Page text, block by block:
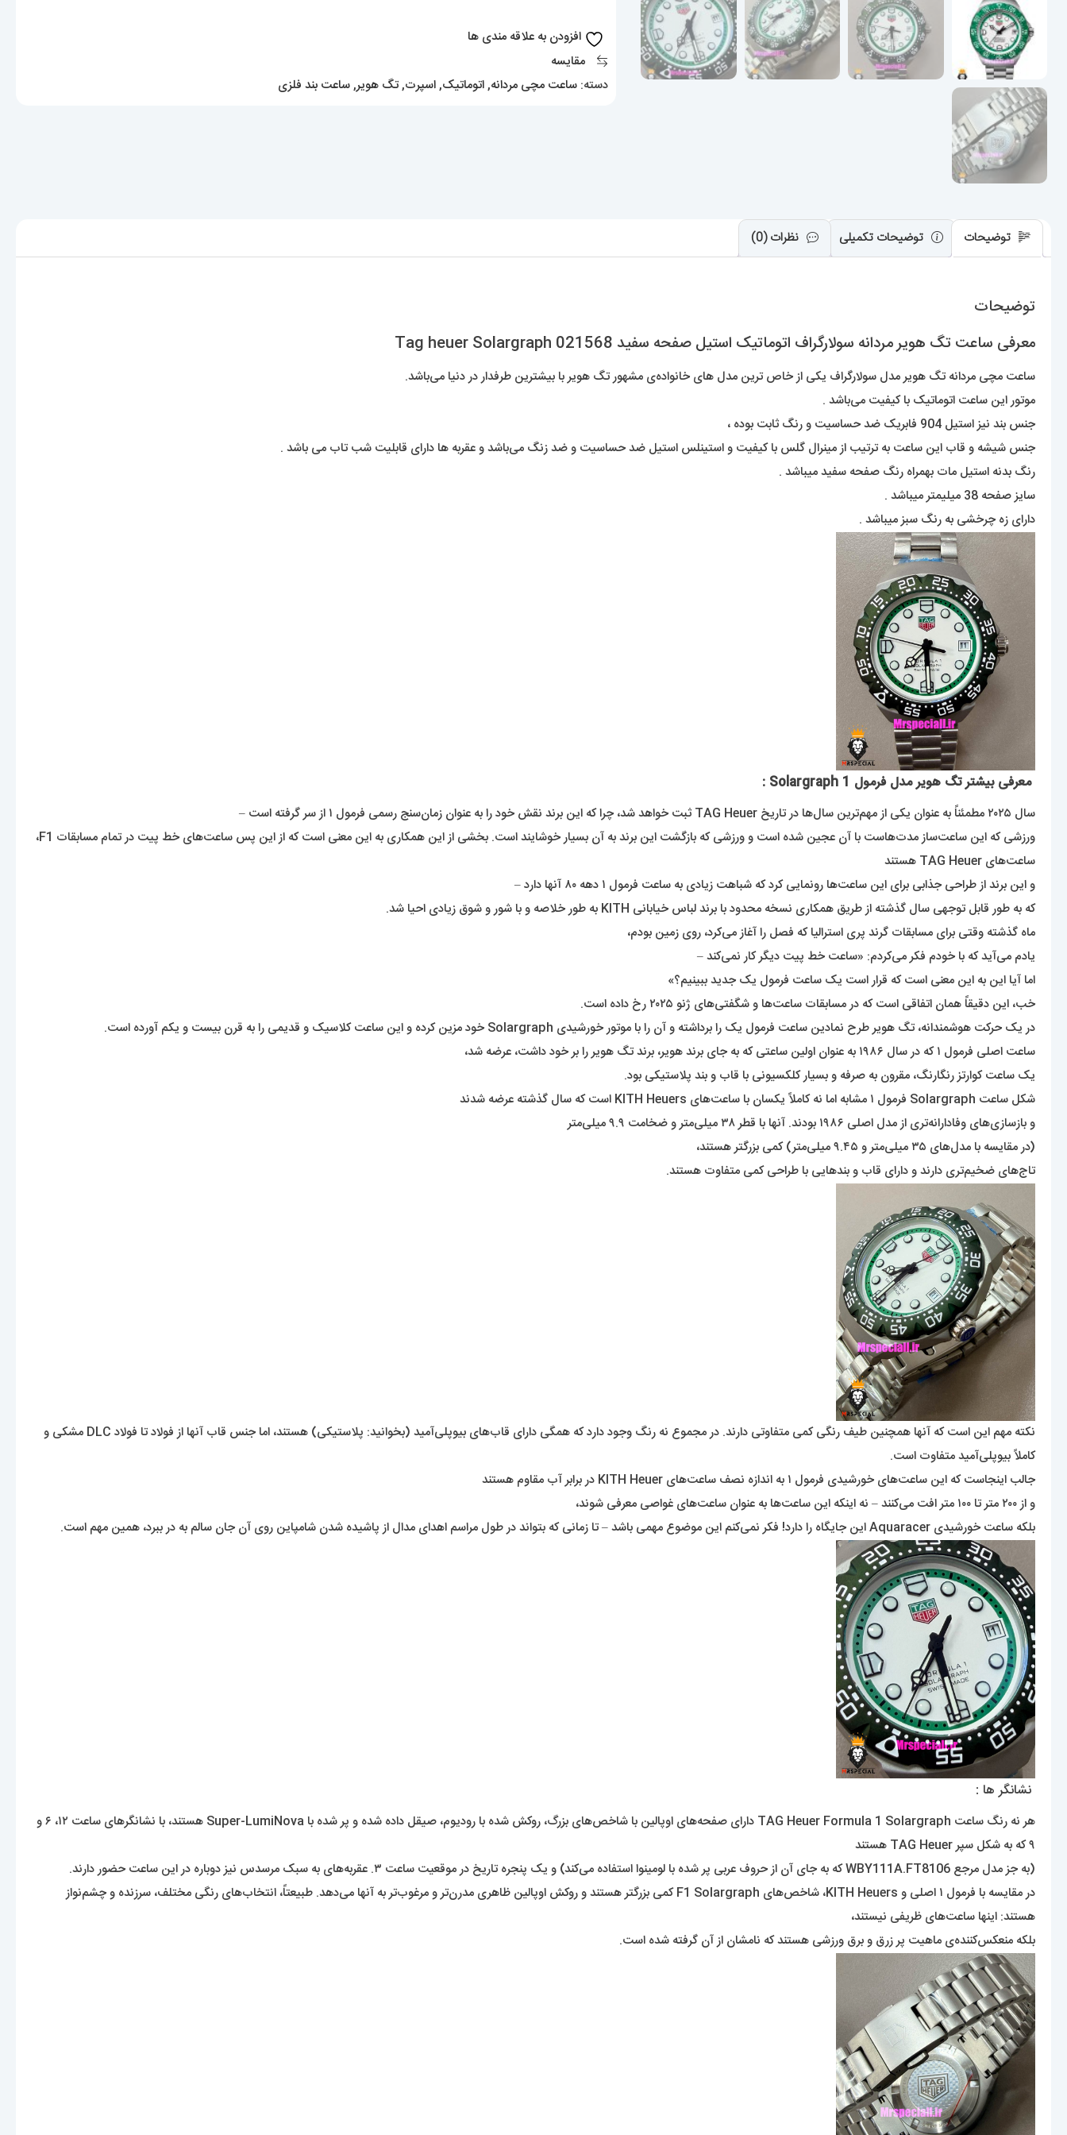
استیل
صفحه
افزودن به علاقه مندی ها
مقایسه
دسته: ساعت مچی مردانه,اتوماتیک,اسپرت,تگ هویر,ساعت بند فلزی
توضیحات توضیحات تکمیلی نظرات (0)
توضیحات
معرفی ساعت تگ هویر مردانه سولارگراف اتوماتیک استیل صفحه سفید Tag heuer Solargraph 021568
ساعت مچی مردانه تگ هویر مدل سولارگراف یکی از خاص ترین مدل های خانواده‌ی مشهور تگ هویر با بیشترین طرفدار در دنیا می‌باشد.
موتور این ساعت اتوماتیک با کیفیت می‌باشد .
جنس بند نیز استیل 904 فابریک ضد حساسیت و رنگ ثابت بوده ،
جنس شیشه و قاب این ساعت به ترتیب از مینرال گلس با کیفیت و استینلس استیل ضد حساسیت و ضد زنگ می‌باشد و عقربه ها دارای قابلیت شب تاب می باشد .
رنگ بدنه استیل مات بهمراه رنگ صفحه سفید میباشد .
سایز صفحه 38 میلیمتر میباشد .
دارای زه چرخشی به رنگ سبز میباشد .
معرفی بیشتر تگ هویر مدل فرمول 1 Solargraph :
سال ۲۰۲۵ مطمئناً به عنوان یکی از مهم‌ترین سال‌ها در تاریخ TAG Heuer ثبت خواهد شد، چرا که این برند نقش خود را به عنوان زمان‌سنج رسمی فرمول ۱ از سر گرفته است –
ورزشی که این ساعت‌ساز مدت‌هاست با آن عجین شده است و ورزشی که بازگشت این برند به آن بسیار خوشایند است. بخشی از این همکاری به این معنی است که از این پس ساعت‌های خط پیت در تمام مسابقات F1،
ساعت‌های TAG Heuer هستند
و این برند از طراحی جذابی برای این ساعت‌ها رونمایی کرد که شباهت زیادی به ساعت فرمول ۱ دهه ۸۰ آنها دارد –
که به طور قابل توجهی سال گذشته از طریق همکاری نسخه محدود با برند لباس خیابانی KITH به طور خلاصه و با شور و شوق زیادی احیا شد.
ماه گذشته وقتی برای مسابقات گرند پری استرالیا که فصل را آغاز می‌کرد، روی زمین بودم،
یادم می‌آید که با خودم فکر می‌کردم: «ساعت خط پیت دیگر کار نمی‌کند –
اما آیا این به این معنی است که قرار است یک ساعت فرمول یک جدید ببینیم؟»
خب، این دقیقاً همان اتفاقی است که در مسابقات ساعت‌ها و شگفتی‌های ژنو ۲۰۲۵ رخ داده است.
در یک حرکت هوشمندانه، تگ هویر طرح نمادین ساعت فرمول یک را برداشته و آن را با موتور خورشیدی Solargraph خود مزین کرده و این ساعت کلاسیک و قدیمی را به قرن بیست و یکم آورده است.
ساعت اصلی فرمول ۱ که در سال ۱۹۸۶ به عنوان اولین ساعتی که به جای برند هویر، برند تگ هویر را بر خود داشت، عرضه شد،
یک ساعت کوارتز رنگارنگ، مقرون به صرفه و بسیار کلکسیونی با قاب و بند پلاستیکی بود.
شکل ساعت Solargraph فرمول ۱ مشابه اما نه کاملاً یکسان با ساعت‌های KITH Heuers است که سال گذشته عرضه شدند
و بازسازی‌های وفادارانه‌تری از مدل اصلی ۱۹۸۶ بودند. آنها با قطر ۳۸ میلی‌متر و ضخامت ۹.۹ میلی‌متر
(در مقایسه با مدل‌های ۳۵ میلی‌متر و ۹.۴۵ میلی‌متر) کمی بزرگتر هستند،
تاج‌های ضخیم‌تری دارند و دارای قاب و بندهایی با طراحی کمی متفاوت هستند.
نکته مهم این است که آنها همچنین طیف رنگی کمی متفاوتی دارند. در مجموع نه رنگ وجود دارد که همگی دارای قاب‌های بیوپلی‌آمید (بخوانید: پلاستیکی) هستند، اما جنس قاب آنها از فولاد تا فولاد DLC مشکی و
کاملاً بیوپلی‌آمید متفاوت است.
جالب اینجاست که این ساعت‌های خورشیدی فرمول ۱ به اندازه نصف ساعت‌های KITH Heuer در برابر آب مقاوم هستند
و از ۲۰۰ متر تا ۱۰۰ متر افت می‌کنند – نه اینکه این ساعت‌ها به عنوان ساعت‌های غواصی معرفی شوند،
بلکه ساعت خورشیدی Aquaracer این جایگاه را دارد! فکر نمی‌کنم این موضوع مهمی باشد – تا زمانی که بتواند در طول مراسم اهدای مدال از پاشیده شدن شامپاین روی آن جان سالم به در ببرد، همین مهم است.
نشانگر ها :
هر نه رنگ ساعت TAG Heuer Formula 1 Solargraph دارای صفحه‌های اوپالین با شاخص‌های بزرگ، روکش شده با رودیوم، صیقل داده شده و پر شده با Super-LumiNova هستند، با نشانگرهای ساعت ۱۲، ۶ و
۹ که به شکل سپر TAG Heuer هستند
(به جز مدل مرجع WBY111A.FT8106 که به جای آن از حروف عربی پر شده با لومینوا استفاده می‌کند) و یک پنجره تاریخ در موقعیت ساعت ۳. عقربه‌های به سبک مرسدس نیز دوباره در این ساعت حضور دارند.
در مقایسه با فرمول ۱ اصلی و KITH Heuers، شاخص‌های F1 Solargraph کمی بزرگتر هستند و روکش اوپالین ظاهری مدرن‌تر و مرغوب‌تر به آنها می‌دهد. طبیعتاً، انتخاب‌های رنگی مختلف، سرزنده و چشم‌نواز
هستند: اینها ساعت‌های ظریفی نیستند،
بلکه منعکس‌کننده‌ی ماهیت پر زرق و برق ورزشی هستند که نامشان از آن گرفته شده است.